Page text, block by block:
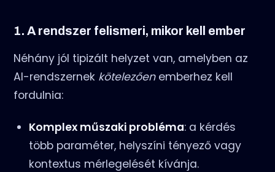
1. A rendszer felismeri, mikor kell ember
Néhány jól tipizált helyzet van, amelyben az
AI-rendszernek kötelezőenemberhez kell
fordulnia:
Komplex műszaki probléma: a kérdés
több paraméter, helyszíni tényező vagy
kontextus mérlegelését kívánja.